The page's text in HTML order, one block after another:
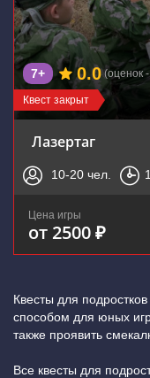
Квест закрыт
7+ 0.0 (оценок
Лазертаг
10-20 чел.
Цена игры
от 2500 ₽
Квесты для
способом для юных
также проявить
Все квесты для